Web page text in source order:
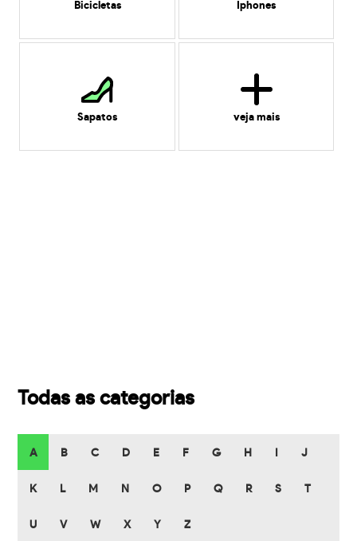
Bicicletas Iphones
Sapatos veja mais
Todas as categorias
A B C D E F G H J
K L M N O P Q R S T
U V W X Y Z